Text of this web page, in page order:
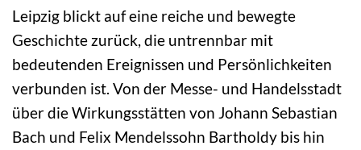
Leipzig blickt auf eine reiche und bewegte
Geschichte zurück, die untrennbar mit
bedeutenden Ereignissen und Persönlichkeiten
verbunden ist. Von der Messe- und Handelsstadt
über die Wirkungsstätten von Johann Sebastian
Bach und Felix Mendelssohn Bartholdy bis hin